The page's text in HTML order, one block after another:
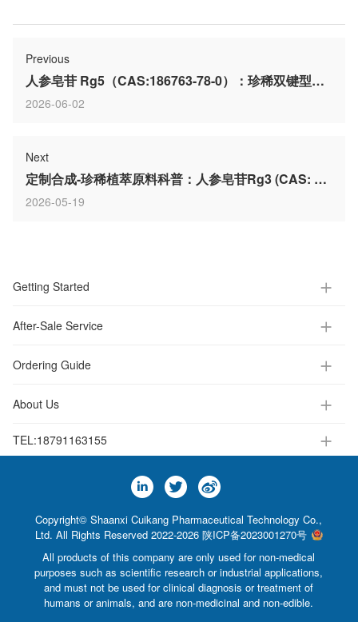
Previous
人参皂苷 Rg5（CAS:186763-78-0）：珍稀双键型人参皂苷的成分解析与应用前景
2026-06-02
Next
定制合成-珍稀植萃原料科普：人参皂苷Rg3 (CAS: 14197-60-5)
2026-05-19
Getting Started
After-Sale Service
Ordering Guide
About Us
TEL:18791163155
Copyright© Shaanxi Cuikang Pharmaceutical Technology Co.,
Ltd. All Rights Reserved 2022-2026 陕ICP备2023001270号
All products of this company are only used for non-medical
purposes such as scientific research or industrial applications,
and must not be used for clinical diagnosis or treatment of
humans or animals, and are non-medicinal and non-edible.